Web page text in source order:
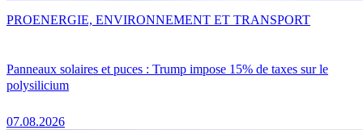
Panneaux solaires et puces : Trump impose 15% de taxes sur le
polysilicium
07.08.2026
PROENERGIE, ENVIRONNEMENT ET TRANSPORT